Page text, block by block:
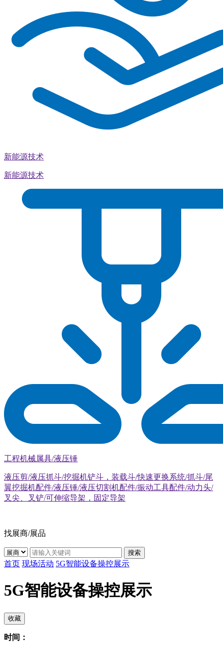
新能源技术
新能源技术
工程机械属具/液压锤
液压剪/液压抓斗/挖掘机铲斗，装载斗/快速更换系统/抓斗/尾
翼挖掘机配件/液压锤/液压切割机配件/振动工具配件/动力头/
叉尖、叉铲/可伸缩导架，固定导架
找展商/展品
搜索
首页 现场活动 5G智能设备操控展示
5G智能设备操控展示
收藏
时间：